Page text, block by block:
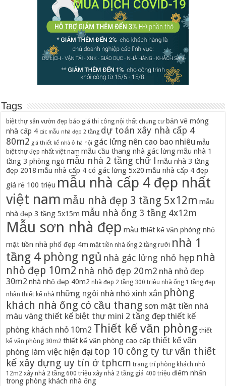
Tags
biệt thự sân vườn đẹp báo giá thi công nội thất chung cư bản vẽ móng
nhà cấp 4 các mẫu nhà đẹp 2 tầng dự toán xây nhà cấp 4
80m2 giá thiết kế nhà ở hà nội gác lửng nên cao bao nhiêu mẫu
biệt thự đẹp nhất việt nam mẫu cầu thang nhà gác lửng mẫu nhà 1
tầng 3 phòng ngủ mẫu nhà 2 tầng chữ l
mẫu nhà 3 tầng
đẹp 2018 mẫu nhà cấp 4 có gác lửng 5x20 mẫu nhà cấp 4 đẹp
giá rẻ 100 triệu mẫu nhà cấp 4 đẹp nhất
việt nam mẫu nhà đẹp 3 tầng 5x12m mẫu
nhà đẹp 3 tầng 5x15m mẫu nhà ống 3 tầng 4x12m
Mẫu sơn nhà đẹp mẫu thiết kế văn phòng nhỏ
mặt tiền nhà phố đẹp 4m mặt tiền nhà ống 2 tầng rưỡi nhà 1
tầng 4 phòng ngủ nhà gác lửng nhỏ hẹp nhà
nhỏ đẹp 10m2 nhà nhỏ đẹp 20m2 nhà nhỏ đẹp
30m2 nhà nhỏ đẹp 40m2 nhà đẹp 2 tầng 300 triệu nhà ống 1 tầng đẹp
nhận thiết kế nhà những ngôi nhà nhỏ xinh xắn phòng
khách nhà ống có cầu thang sơn mặt tiền nhà
màu vàng thiết kế biệt thự mini 2 tầng đẹpthiết kế
phòng khách nhỏ 10m2 Thiết kế văn phòng thiết
kế văn phòng 30m2 thiết kế văn phòng cao cấp thiết kế văn
phòng làm việc hiện đại top 10 công ty tư vấn thiết
kế xây dựng uy tín ở tphcm trang trí phòng khách nhỏ
12m2 xây nhà 2 tầng 600 triệu xây nhà 2 tầng giá 400 triệu điểm nhấn
trong phòng khách nhà ống